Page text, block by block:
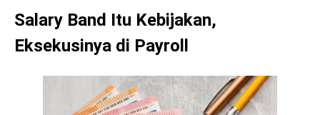
Salary Band Itu Kebijakan,
Eksekusinya di Payroll